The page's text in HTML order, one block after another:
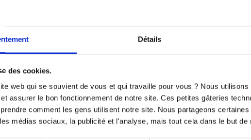
Détails
des cookies.
web qui se souvient de vous et qui travaille pour vous ? Nous
assurer le bon fonctionnement de notre site. Ces petites gâteries
comment les gens utilisent notre site. Nous partageons
médias sociaux, la publicité et l'analyse, mais tout cela dans le but de
du moteur est difficile et plus la combustion du mélange air/essence